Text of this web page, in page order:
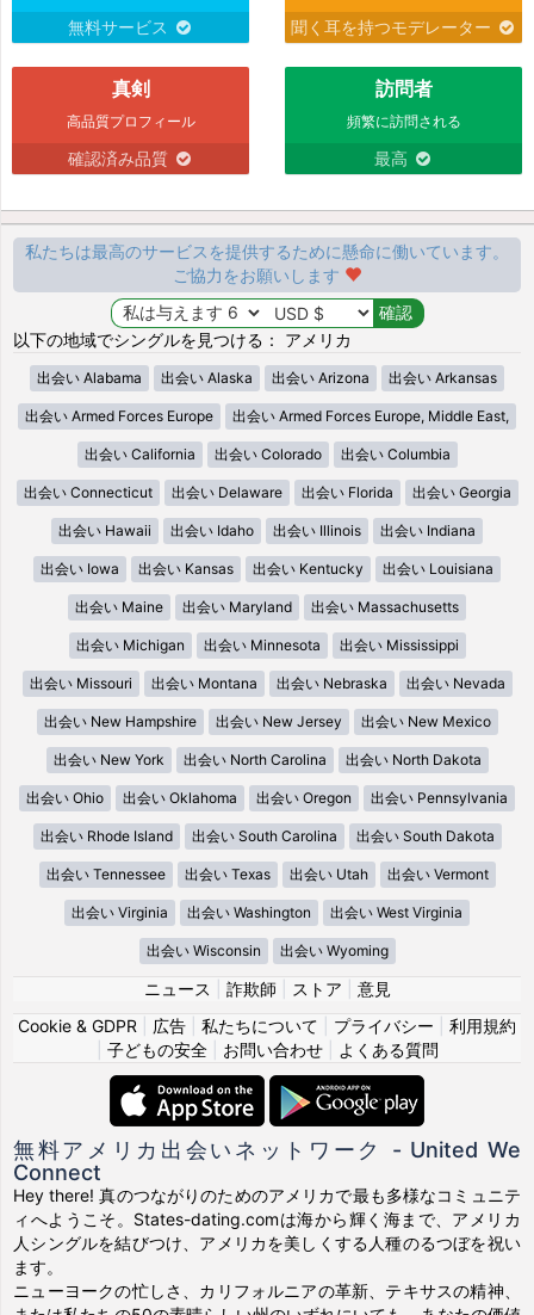
無料サービス 聞く耳を持つモデレーター
真剣
高品質プロフィール
確認済み品質
訪問者
頻繁に訪問される
最高
私たちは最高のサービスを提供するために懸命に働いています。
ご協力をお願いします
以下の地域でシングルを見つける： アメリカ
出会い Alabama 出会い Alaska 出会い Arizona 出会い Arkansas
出会い Armed Forces Europe 出会い Armed Forces Europe, Middle East,
出会い California 出会い Colorado 出会い Columbia
出会い Connecticut 出会い Delaware 出会い Florida 出会い Georgia
出会い Hawaii 出会い Idaho 出会い Illinois 出会い Indiana
出会い Iowa 出会い Kansas 出会い Kentucky 出会い Louisiana
出会い Maine 出会い Maryland 出会い Massachusetts
出会い Michigan 出会い Minnesota 出会い Mississippi
出会い Missouri 出会い Montana 出会い Nebraska 出会い Nevada
出会い New Hampshire 出会い New Jersey 出会い New Mexico
出会い New York 出会い North Carolina 出会い North Dakota
出会い Ohio 出会い Oklahoma 出会い Oregon 出会い Pennsylvania
出会い Rhode Island 出会い South Carolina 出会い South Dakota
出会い Tennessee 出会い Texas 出会い Utah 出会い Vermont
出会い Virginia 出会い Washington 出会い West Virginia
出会い Wisconsin 出会い Wyoming
ニュース 詐欺師 ストア
意見
Cookie & GDPR
広告 私たちについて プライバシー
利用規約
子どもの安全| お問い合わせ| よくある質問
無料アメリカ出会いネットワーク - United We
Connect
Hey there! 真のつながりのためのアメリカで最も多様なコミュニテ
ィへようこそ。States-dating.comは海から輝く海まで、アメリカ
人シングルを結びつけ、アメリカを美しくする人種のるつぼを祝い
ます。
ニューヨークの忙しさ、カリフォルニアの革新、テキサスの精神、